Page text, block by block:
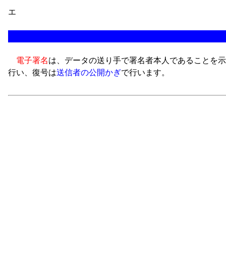
エ
電子署名は、データの送り手で署名者本人であることを
行い、復号は送信者の公開かぎで行います。